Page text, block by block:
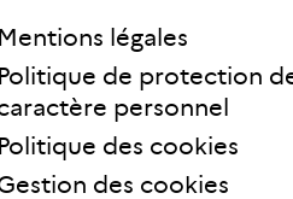
Mentions légales
Politique de protection
personnel
Politique des cookies
des cookies